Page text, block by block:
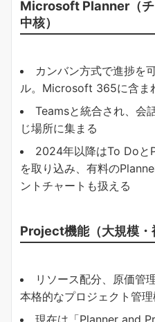
Microsoft Planner（チ
中核）
カンバン方式で進捗を
ル。Microsoft 365に含ま
Teamsと統合され、会
じ場所に集まる
2024年以降はTo Do
を取り込み、有料の
ントチャートも扱える
Project機能（大規模・
リソース配分、原価管
本格的なプロジェクト管
現在は「Planner and